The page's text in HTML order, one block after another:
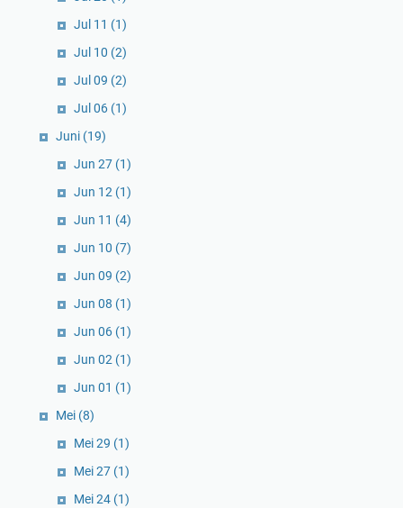
Jul 11 (1)
Jul 10 (2)
Jul 09 (2)
Jul 06 (1)
Juni (19)
Jun 27 (1)
Jun 12 (1)
Jun 11 (4)
Jun 10 (7)
Jun 09 (2)
Jun 08 (1)
Jun 06 (1)
Jun 02 (1)
Jun 01 (1)
Mei (8)
Mei 29 (1)
Mei 27 (1)
Mei 24 (1)